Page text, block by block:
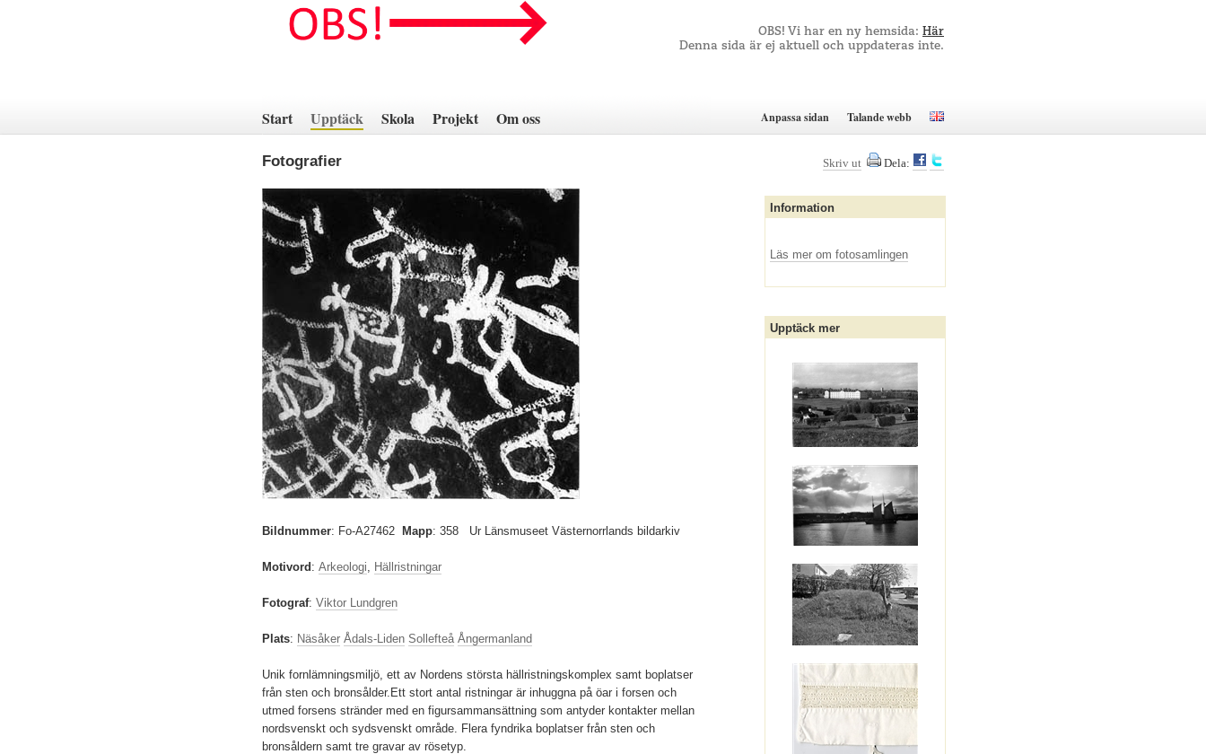
innehåll
OBS! Vi har en ny hemsida: Här
Denna sida är ej aktuell och uppdateras inte.
Start Upptäck Skola Projekt Om oss Anpassa sidan Talande webb
Fotografier
Bildnummer: Fo-A27462 Mapp: 358 Ur Länsmuseet Västernorrlands bildarkiv
Motivord : Arkeologi, Hällristningar
Fotograf: Viktor Lundgren
Plats: Näsåker Ådals-Liden Sollefteå Ångermanland
Unik fornlämningsmiljö, ett av Nordens största hällristningskomplex samt boplatser
från sten och bronsålder.Ett stort antal ristningar är inhuggna på öar i forsen och
utmed forsens stränder med en figursammansättning som antyder kontakter mellan
nordsvenskt och sydsvenskt område. Flera fyndrika boplatser från sten och
bronsåldern samt tre gravar av rösetyp.
Skriv ut Dela:
Information
Läs mer om fotosamlingen
Upptäck mer